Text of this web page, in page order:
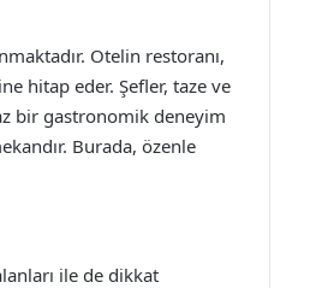
Otelin restoranı,
hitap eder. Şefler, taze ve
bir gastronomik deneyim
Burada, özenle
ile de dikkat